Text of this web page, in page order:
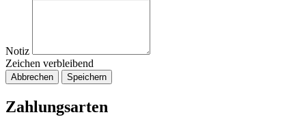
Notiz
Zeichen verbleibend
Abbrechen Speichern
Zahlungsarten